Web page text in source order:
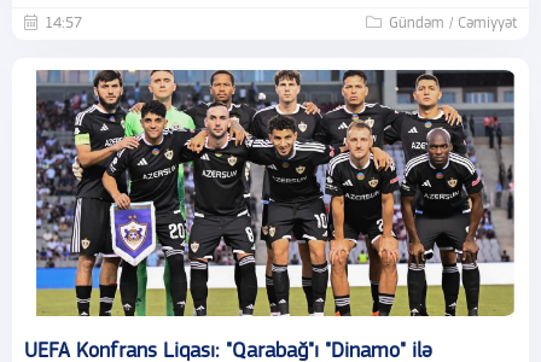
14:57 Gündəm / Cəmiyyət
UEFA Konfrans Liqası: "Qarabağ"ı "Dinamo" ilə